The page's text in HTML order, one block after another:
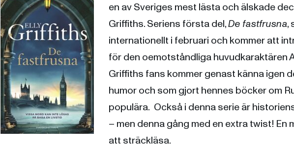
en av Sveriges mest lästa och älskade
Griffiths. Seriens första del,De fastfrusna,
internationellt i februari och kommer att
för den oemotståndliga huvudkaraktären
Griffiths fans kommer genast känna igen
humor och som gjort hennes böcker om
populära. Också i denna serie är
– men denna gång med en extra twist! En
att sträckläsa.